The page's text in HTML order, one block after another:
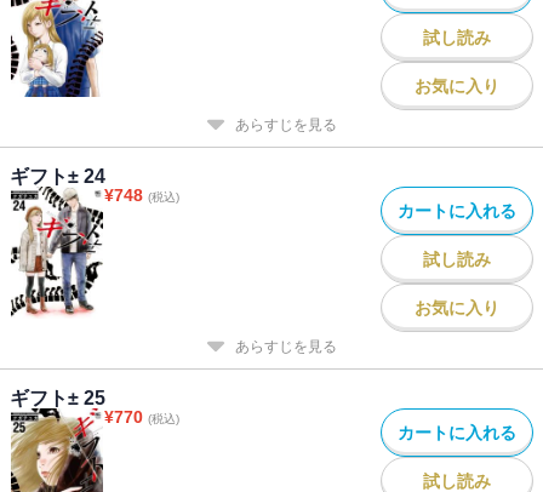
試し読み
お気に入り
あらすじを見る
ギフト± 24
¥748 (税込)
カートに入れる
試し読み
お気に入り
あらすじを見る
ギフト± 25
¥770 (税込)
カートに入れる
試し読み